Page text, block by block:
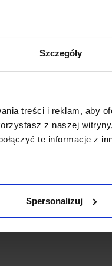
Szczegóły
treści i reklam, aby
z naszej
te informacje z
Spersonalizuj